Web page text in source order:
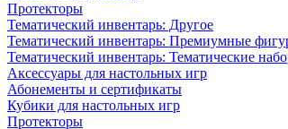
Протекторы
Тематический инвентарь: Другое
Тематический инвентарь: Премиумные
Тематический инвентарь: Тематические
Аксессуары для настольных игр
Абонементы и сертификаты
Кубики для настольных игр
Протекторы